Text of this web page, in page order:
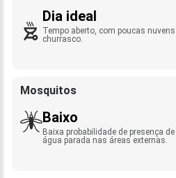
Dia ideal
Tempo aberto, com poucas
churrasco.
Mosquitos
Baixo
Baixa probabilidade de presença
água parada nas áreas externas.